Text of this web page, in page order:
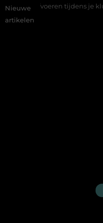
Nieuwe
artikelen
tijdens je klusproject in Oss